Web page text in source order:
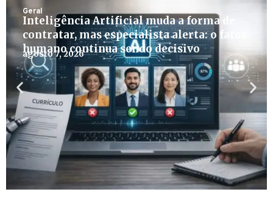
Geral
Inteligência Artificial muda a forma de
contratar, mas especialista alerta: o fator
humano continua sendo decisivo
agosto 7, 2026